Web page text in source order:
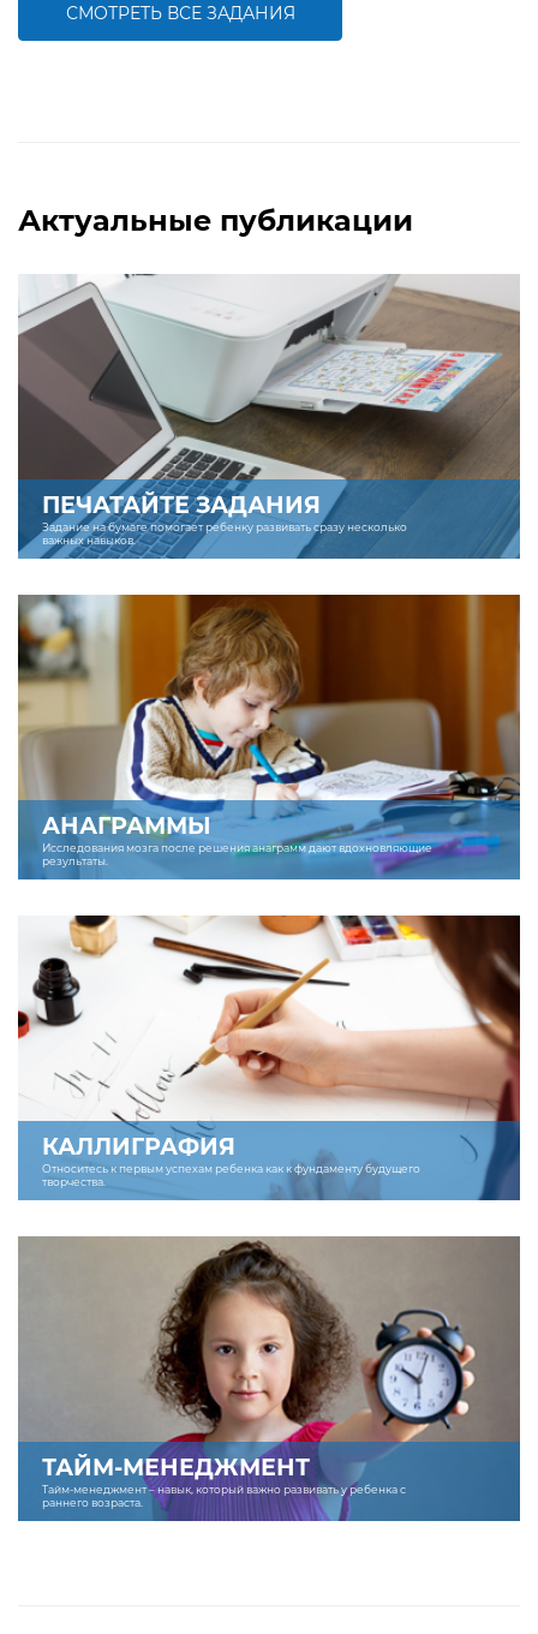
СМОТРЕТЬ ВСЕ ЗАДАНИЯ
Актуальные публикации
ПЕЧАТАЙТЕ ЗАДАНИЯ
Задание на бумаге помогает ребенку развивать сразу несколько
важных навыков.
АНАГРАММЫ
Исследования мозга после решения анаграмм дают вдохновляющие
результаты.
КАЛЛИГРАФИЯ
Относитесь к первым успехам ребенка как к фундаменту будущего
творчества.
ТАЙМ-МЕНЕДЖМЕНТ
Тайм-менеджмент – навык, который важно развивать у ребенка с
раннего возраста.